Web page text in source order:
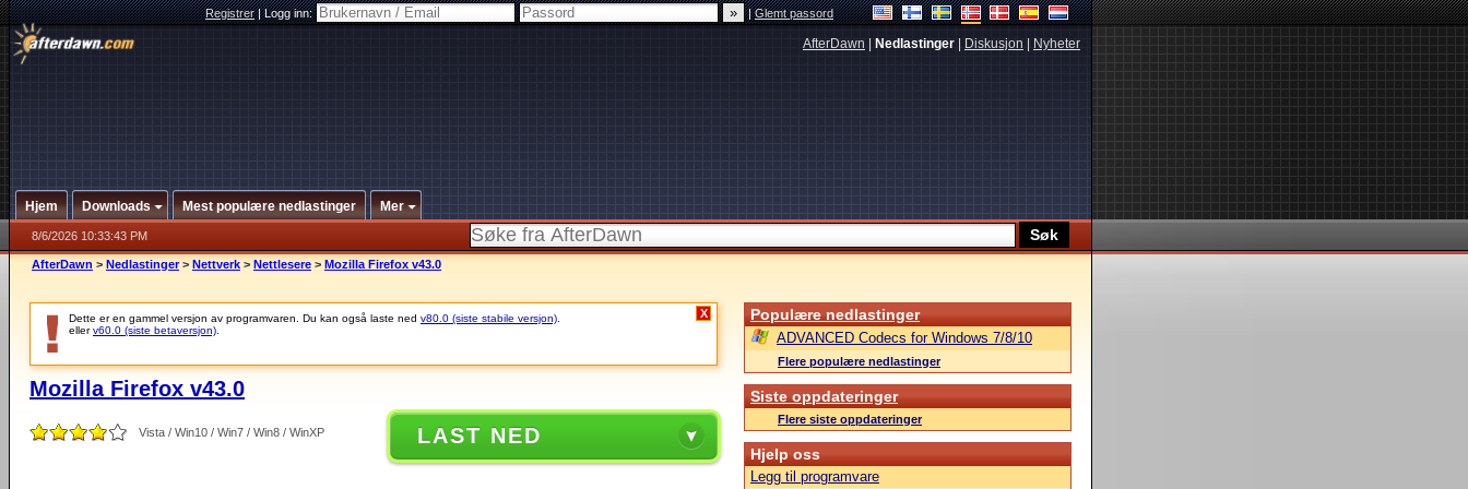
Registrer|Logg inn: |Glemt passord
AfterDawn Nedlastinger Diskusjon Nyheter
Hjem Downloads Mest populære nedlastinger Mer
8/6/2026 10:33:43 PM
AfterDawn > Nedlastinger > Nettverk > Nettlesere > Mozilla Firefox v43.0
Dette er en gammel versjon av programvaren. Du kan også laste ned v80.0 (siste stabile versjon)
ellerv60.0 (siste betaversjon)
X
Mozilla Firefox v43.0
Vista / Win10 / Win7 / Win8 / WinXP LAST NED
Populære nedlastinger
ADVANCED Codecs for Windows 7/8/10
Flere populære nedlastinger
Siste oppdateringer
Flere siste oppdateringer
Hjelp oss
Legg til programvare